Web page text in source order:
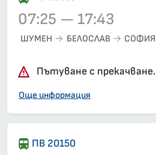
07:25 — 17:43
ШУМЕН БЕЛОСЛАВ СОФИЯ
Пътуване с прекачване.
Още информация
ПВ 20150